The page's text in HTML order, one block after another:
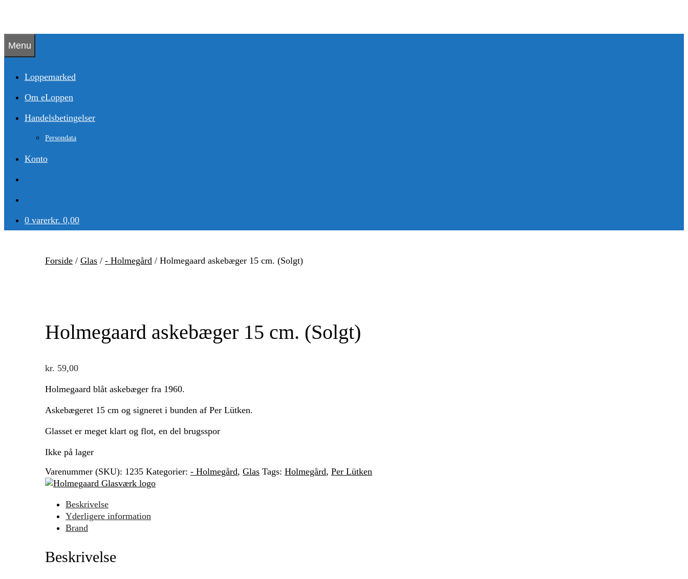
indhold
Menu
Loppemarked
Om eLoppen
Handelsbetingelser
Persondata
Konto
0 varerkr. 0,00
Forside / Glas / - Holmegård / Holmegaard askebæger 15 cm. (Solgt)
Holmegaard askebæger 15 cm. (Solgt)
kr. 59,00
Holmegaard blåt askebæger fra 1960.
Askebægeret 15 cm og signeret i bunden af Per Lütken.
Glasset er meget klart og flot, en del brugsspor
Ikke på lager
Varenummer (SKU): 1235 Kategorier: - Holmegård, Glas Tags: Holmegård, Per Lütken
Beskrivelse
Yderligere information
Brand
Beskrivelse